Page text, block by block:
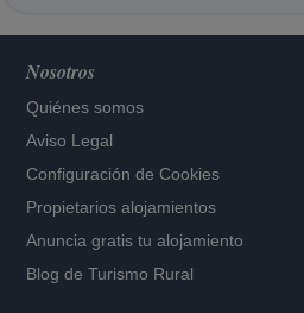
Nosotros
Quiénes somos
Aviso Legal
Configuración de Cookies
Propietarios alojamientos
Anuncia gratis tu alojamiento
Blog de Turismo Rural